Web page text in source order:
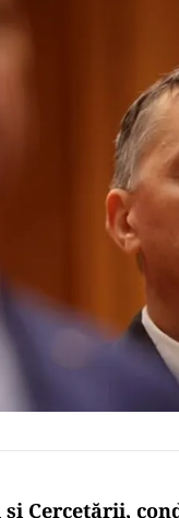
Cercetării,